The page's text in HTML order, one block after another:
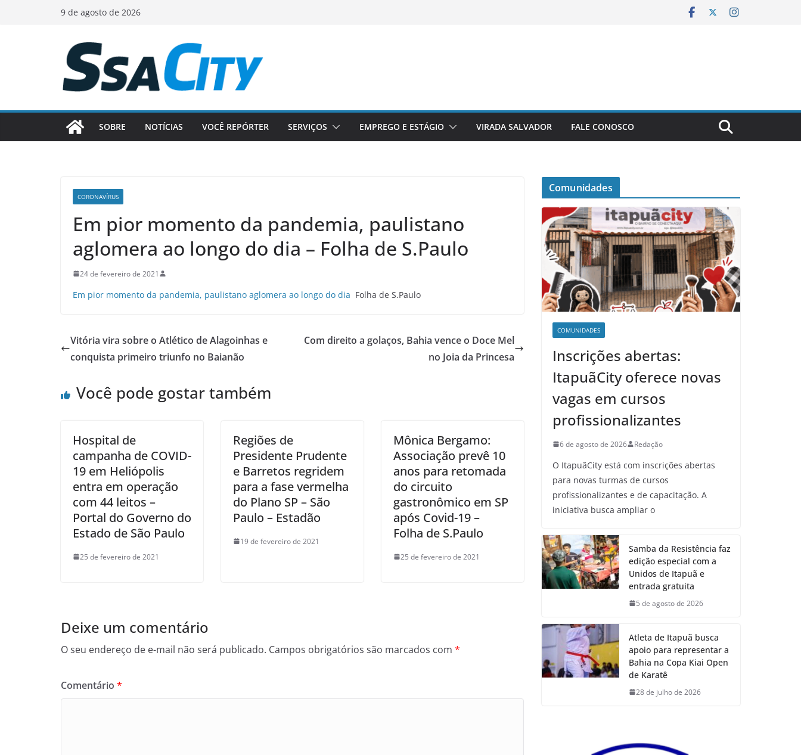
9 de agosto de 2026
SOBRE NOTÍCIAS VOCÊ REPÓRTER SERVIÇOS EMPREGO E ESTÁGIO VIRADA SALVADOR FALE CONOSCO
CORONAVÍRUS
Em pior momento da pandemia, paulistano
aglomera ao longo do dia – Folha de S.Paulo
24 de fevereiro de 2021
Em pior momento da pandemia, paulistano aglomera ao longo do dia Folha de S.Paulo
Vitória vira sobre o Atlético de Alagoinhas e
conquista primeiro triunfo no Baianão
Com direito a golaços, Bahia vence o Doce Mel
no Joia da Princesa
Você pode gostar também
Hospital de
campanha de COVID-
19 em Heliópolis
entra em operação
com 44 leitos –
Portal do Governo do
Estado de São Paulo
25 de fevereiro de 2021
Regiões de
Presidente Prudente
e Barretos regridem
para a fase vermelha
do Plano SP – São
Paulo – Estadão
19 de fevereiro de 2021
Mônica Bergamo:
Associação prevê 10
anos para retomada
do circuito
gastronômico em SP
após Covid-19 –
Folha de S.Paulo
25 de fevereiro de 2021
Deixe um comentário
O seu endereço de e-mail não será publicado. Campos obrigatórios são marcados com *
Comentário *
Comunidades
COMUNIDADES
Inscrições abertas:
ItapuãCity oferece novas
vagas em cursos
profissionalizantes
6 de agosto de 2026 Redação
O ItapuãCity está com inscrições abertas
para novas turmas de cursos
profissionalizantes e de capacitação. A
iniciativa busca ampliar o
Samba da Resistência faz
edição especial com a
Unidos de Itapuã e
entrada gratuita
5 de agosto de 2026
Atleta de Itapuã busca
apoio para representar a
Bahia na Copa Kiai Open
de Karatê
28 de julho de 2026